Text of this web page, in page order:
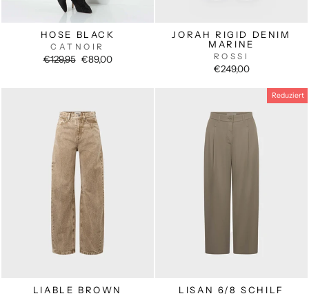
HOSE BLACK
CATNOIR
Normaler
€129,95 Sonderpreis
€89,00
JORAH RIGID DENIM
MARINE
ROSSI
€249,00
LIABLE BROWN
Reduziert
LISAN 6/8 SCHILF